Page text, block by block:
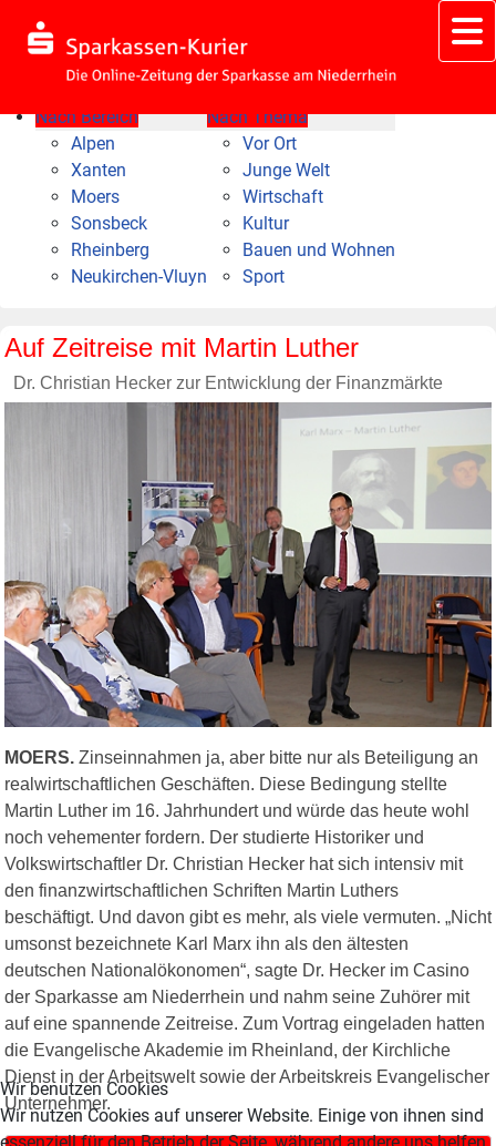
Nach Bereich
Alpen
Xanten
Moers
Sonsbeck
Rheinberg
Neukirchen-Vluyn
Nach Thema
Vor Ort
Junge Welt
Wirtschaft
Kultur
Bauen und Wohnen
Sport
Auf Zeitreise mit Martin Luther
Dr. Christian Hecker zur Entwicklung der Finanzmärkte
MOERS. Zinseinnahmen ja, aber bitte nur als Beteiligung an
realwirtschaftlichen Geschäften. Diese Bedingung stellte
Martin Luther im 16. Jahrhundert und würde das heute wohl
noch vehementer fordern. Der studierte Historiker und
Volkswirtschaftler Dr. Christian Hecker hat sich intensiv mit
den finanzwirtschaftlichen Schriften Martin Luthers
beschäftigt. Und davon gibt es mehr, als viele vermuten. „Nicht
umsonst bezeichnete Karl Marx ihn als den ältesten
deutschen Nationalökonomen“, sagte Dr. Hecker im Casino
der Sparkasse am Niederrhein und nahm seine Zuhörer mit
auf eine spannende Zeitreise. Zum Vortrag eingeladen hatten
die Evangelische Akademie im Rheinland, der Kirchliche
Dienst in der Arbeitswelt sowie der Arbeitskreis Evangelischer
Unternehmer.
Wir benutzen Cookies
Wir nutzen Cookies auf unserer Website. Einige von ihnen sind